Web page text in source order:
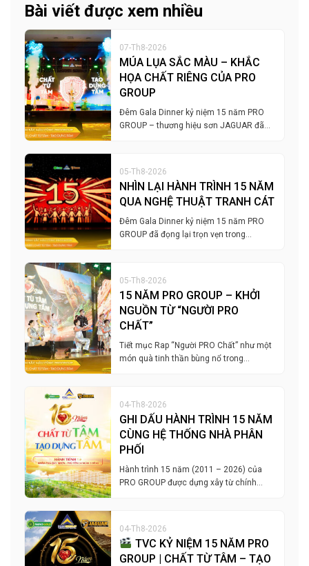
Bài viết được xem nhiều
07-Th8-2026
MÚA LỤA SẮC MÀU – KHẮC
HỌA CHẤT RIÊNG CỦA PRO
GROUP
Đêm Gala Dinner kỷ niệm 15 năm PRO
GROUP – thương hiệu sơn JAGUAR đã…
05-Th8-2026
NHÌN LẠI HÀNH TRÌNH 15 NĂM
QUA NGHỆ THUẬT TRANH CÁT
Đêm Gala Dinner kỷ niệm 15 năm PRO
GROUP đã đọng lại trọn vẹn trong…
05-Th8-2026
15 NĂM PRO GROUP – KHỞI
NGUỒN TỪ “NGƯỜI PRO
CHẤT”
Tiết mục Rap “Người PRO Chất” như một
món quà tinh thần bùng nổ trong…
04-Th8-2026
GHI DẤU HÀNH TRÌNH 15 NĂM
CÙNG HỆ THỐNG NHÀ PHÂN
PHỐI
Hành trình 15 năm (2011 – 2026) của
PRO GROUP được dựng xây từ chính…
04-Th8-2026
TVC KỶ NIỆM 15 NĂM PRO
GROUP | CHẤT TỪ TÂM – TẠO